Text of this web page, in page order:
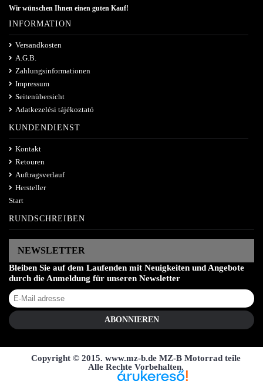
Wir wünschen Ihnen einen guten Kauf!
INFORMATION
Versandkosten
A.G.B.
Zahlungsinformationen
Impressum
Seitenübersicht
Adatkezelési tájékoztató
KUNDENDIENST
Kontakt
Retouren
Auftragsverlauf
Hersteller
Start
RUNDSCHREIBEN
NEWSLETTER
Bleiben Sie auf dem Laufenden mit Neuigkeiten und Angebote
durch die Anmeldung für unseren Newsletter
ABONNIEREN
Copyright © 2015. www.mz-b.de MZ-B Motorrad teile
Alle Rechte Vorbehalten.